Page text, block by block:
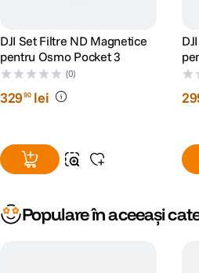
DJI Set Filtre ND Magnetice
pentru Osmo Pocket 3
(0)
32990 lei
Populare în aceeași